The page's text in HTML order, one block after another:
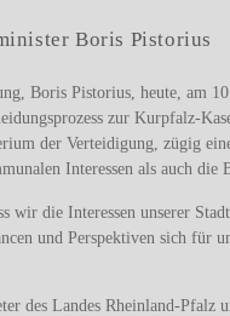
Boris Pistorius
Boris Pistorius, heute, am
zur Kurpfalz-
der Verteidigung, zügig
Interessen als auch die
wir die Interessen unserer
und Perspektiven sich für
des Landes Rheinland-